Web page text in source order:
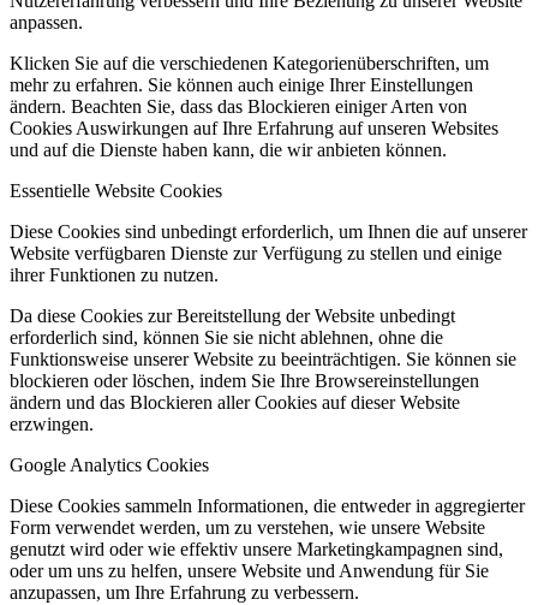
anpassen.
Klicken Sie auf die verschiedenen Kategorienüberschriften, um
mehr zu erfahren. Sie können auch einige Ihrer Einstellungen
ändern. Beachten Sie, dass das Blockieren einiger Arten von
Cookies Auswirkungen auf Ihre Erfahrung auf unseren Websites
und auf die Dienste haben kann, die wir anbieten können.
Essentielle Website Cookies
Diese Cookies sind unbedingt erforderlich, um Ihnen die auf unserer
Website verfügbaren Dienste zur Verfügung zu stellen und einige
ihrer Funktionen zu nutzen.
Da diese Cookies zur Bereitstellung der Website unbedingt
erforderlich sind, können Sie sie nicht ablehnen, ohne die
Funktionsweise unserer Website zu beeinträchtigen. Sie können sie
blockieren oder löschen, indem Sie Ihre Browsereinstellungen
ändern und das Blockieren aller Cookies auf dieser Website
erzwingen.
Google Analytics Cookies
Diese Cookies sammeln Informationen, die entweder in aggregierter
Form verwendet werden, um zu verstehen, wie unsere Website
genutzt wird oder wie effektiv unsere Marketingkampagnen sind,
oder um uns zu helfen, unsere Website und Anwendung für Sie
anzupassen, um Ihre Erfahrung zu verbessern.